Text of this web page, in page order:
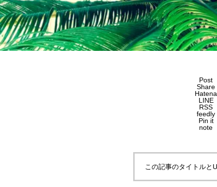
Post
Share
Hatena
LINE
RSS
feedly
Pin it
note
この記事のタイトルと